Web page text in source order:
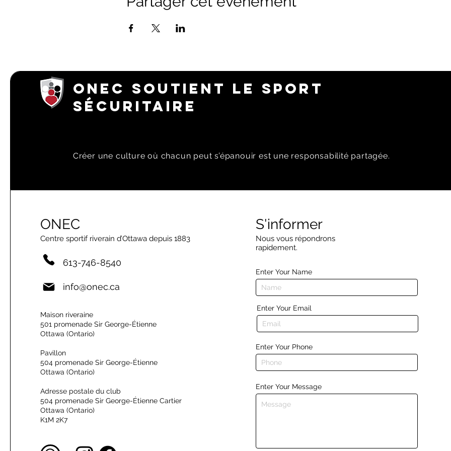
ONEC SOUTIENT LE SPORT
SÉCURITAIRE
Créer une culture où chacun peut s’épanouir est une responsabilité partagée.
ONEC
Centre sportif riverain d’Ottawa depuis 1883
613-746-8540
info@onec.ca
Maison riveraine
501 promenade Sir George-Étienne
Ottawa (Ontario)
Pavillon
504 promenade Sir George-Étienne
Ottawa (Ontario)
Adresse postale du club
504 promenade Sir George-Étienne Cartier
Ottawa (Ontario)
K1M 2K7
S'informer
Nous vous répondrons
rapidement.
Enter Your Name
Enter Your Email
Enter Your Phone
Enter Your Message